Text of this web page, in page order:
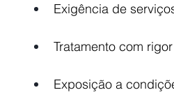
Exigência de
Tratamento com
Exposição a